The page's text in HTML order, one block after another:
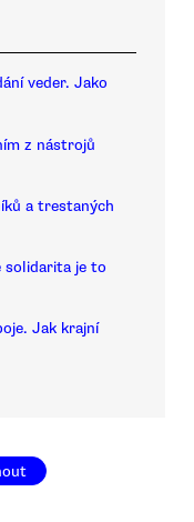
veder. Jako
z nástrojů
a trestaných
solidarita je to
Jak krajní